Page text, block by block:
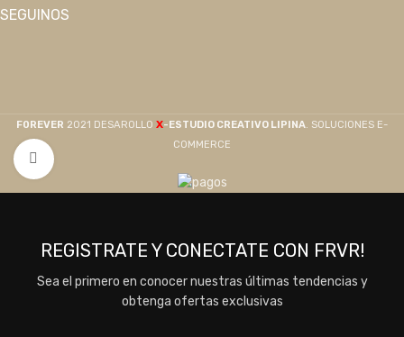
Click to enlarge
SEGUINOS
F0REVER 2021 DESAROLLO X-ESTUDIO CREATIVO LIPINA. SOLUCIONES E-
COMMERCE
REGISTRATE Y CONECTATE CON FRVR!
Sea el primero en conocer nuestras últimas tendencias y
obtenga ofertas exclusivas